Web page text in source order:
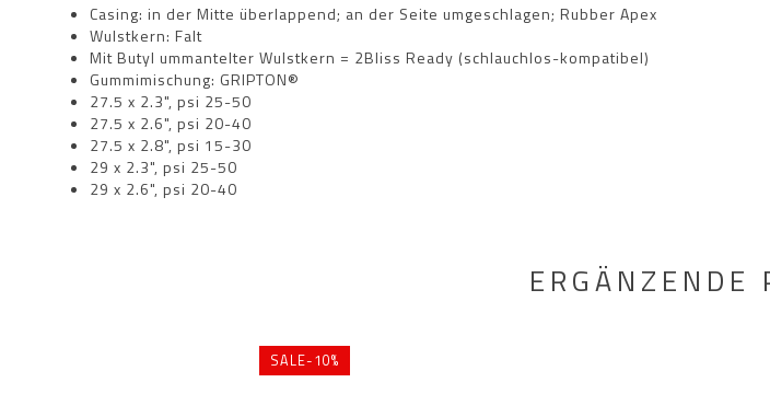
Casing: in der Mitte überlappend; an der Seite umgeschlagen; Rubber Apex
Wulstkern: Falt
Mit Butyl ummantelter Wulstkern = 2Bliss Ready (schlauchlos-kompatibel)
Gummimischung: GRIPTON®
27.5 x 2.3", psi 25-50
27.5 x 2.6", psi 20-40
27.5 x 2.8", psi 15-30
29 x 2.3", psi 25-50
29 x 2.6", psi 20-40
ERGÄNZENDE
SALE-10%